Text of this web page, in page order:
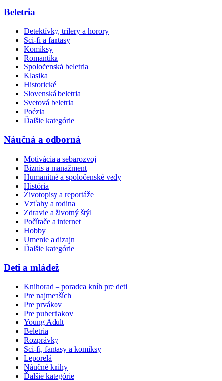
Beletria
Detektívky, trilery a horory
Sci-fi a fantasy
Komiksy
Romantika
Spoločenská beletria
Klasika
Historické
Slovenská beletria
Svetová beletria
Poézia
Ďalšie kategórie
Náučná a odborná
Motivácia a sebarozvoj
Biznis a manažment
Humanitné a spoločenské vedy
História
Životopisy a reportáže
Vzťahy a rodina
Zdravie a životný štýl
Počítače a internet
Hobby
Umenie a dizajn
Ďalšie kategórie
Deti a mládež
Knihorad – poradca kníh pre deti
Pre najmenších
Pre prvákov
Pre pubertiakov
Young Adult
Beletria
Rozprávky
Sci-fi, fantasy a komiksy
Leporelá
Náučné knihy
Ďalšie kategórie